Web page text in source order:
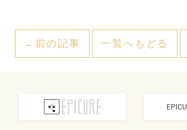
←前の記事 一覧へもどる